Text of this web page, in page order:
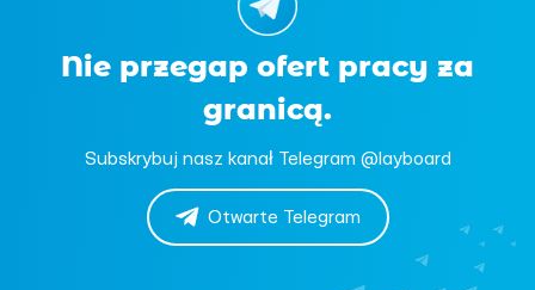
Nie przegap ofert pracy za
granicą.
Subskrybuj nasz kanał Telegram @layboard
Otwarte Telegram